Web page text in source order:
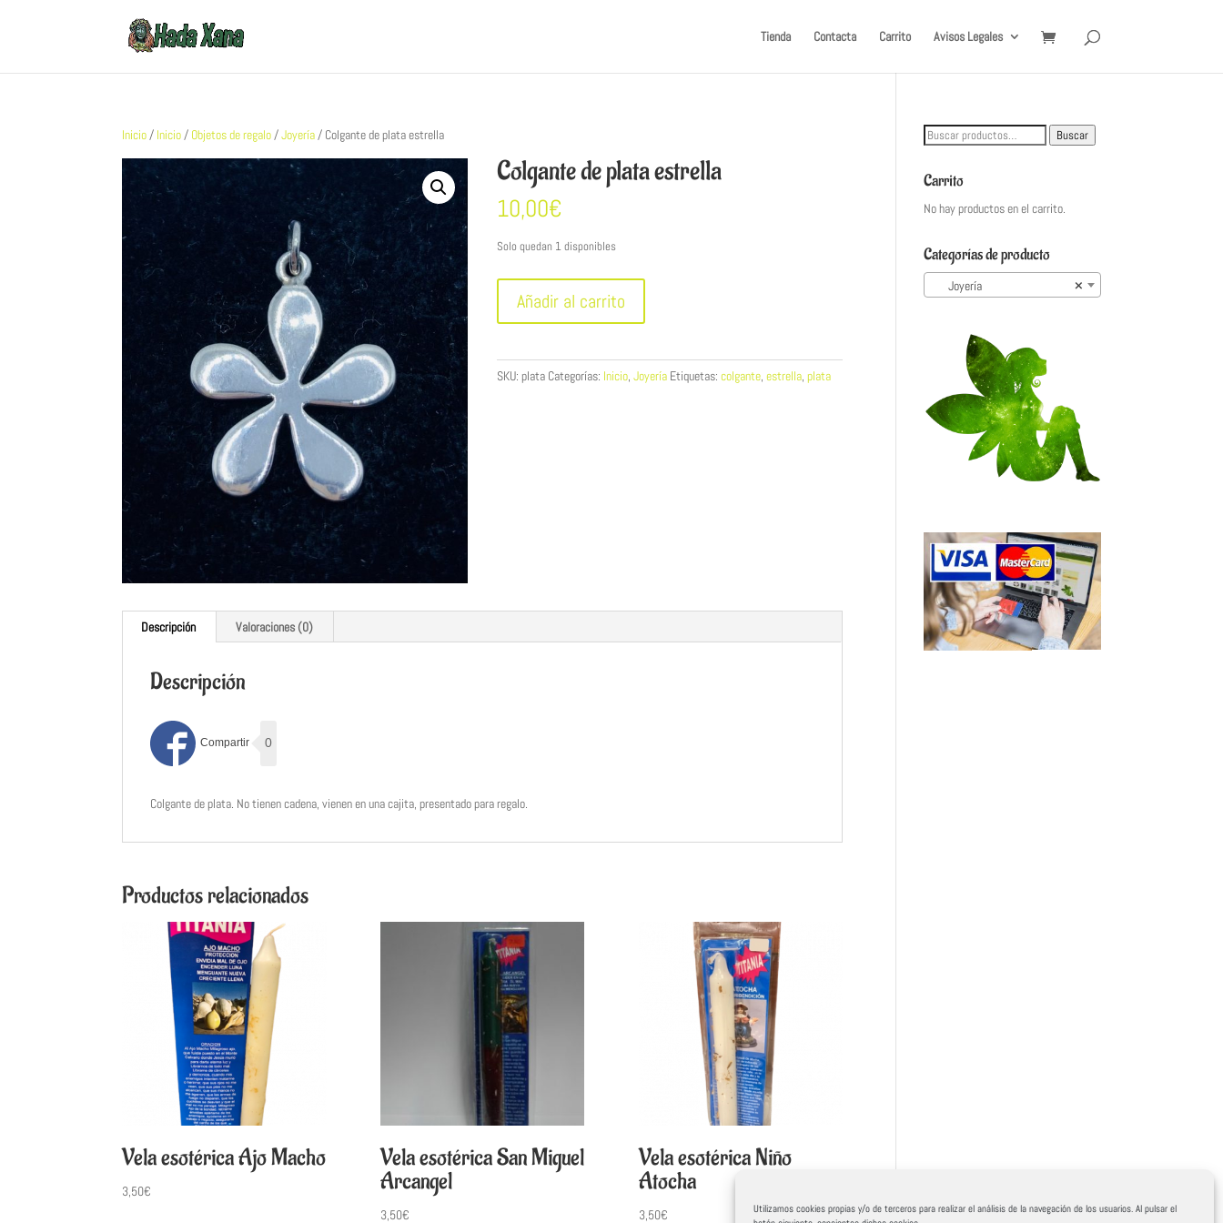
Utilizamos cookies propias y/o de terceros para realizar el análisis de la navegación de los usuarios. Al pulsar el
Tienda Contacta Carrito Avisos Legales
Inicio/ Inicio/ Objetos de regalo/Joyería/ Colgante de plata estrella
Colgante de plata estrella
10,00€
Solo quedan 1 disponibles
plata
cantidad
Añadir al carrito
SKU:plata Categorías: Inicio,Joyería Etiquetas:colgante,estrella,plata
Descripción Valoraciones (0)
Descripción
0
Colgante de plata. No tienen cadena, vienen en una cajita, presentado para regalo.
Productos relacionados
Vela esotérica Ajo Macho
3,50€
Vela esotérica San Miguel
Arcangel
3,50€
Vela esotérica Niño
Atocha
3,50€
Buscar
Buscar
Carrito
No hay productos en el carrito.
Categorías de producto
×
Joyería